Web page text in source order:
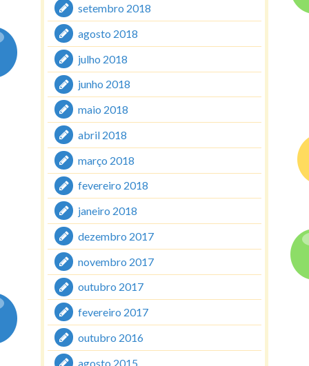
setembro 2018
agosto 2018
julho 2018
junho 2018
maio 2018
abril 2018
março 2018
fevereiro 2018
janeiro 2018
dezembro 2017
novembro 2017
outubro 2017
fevereiro 2017
outubro 2016
agosto 2015